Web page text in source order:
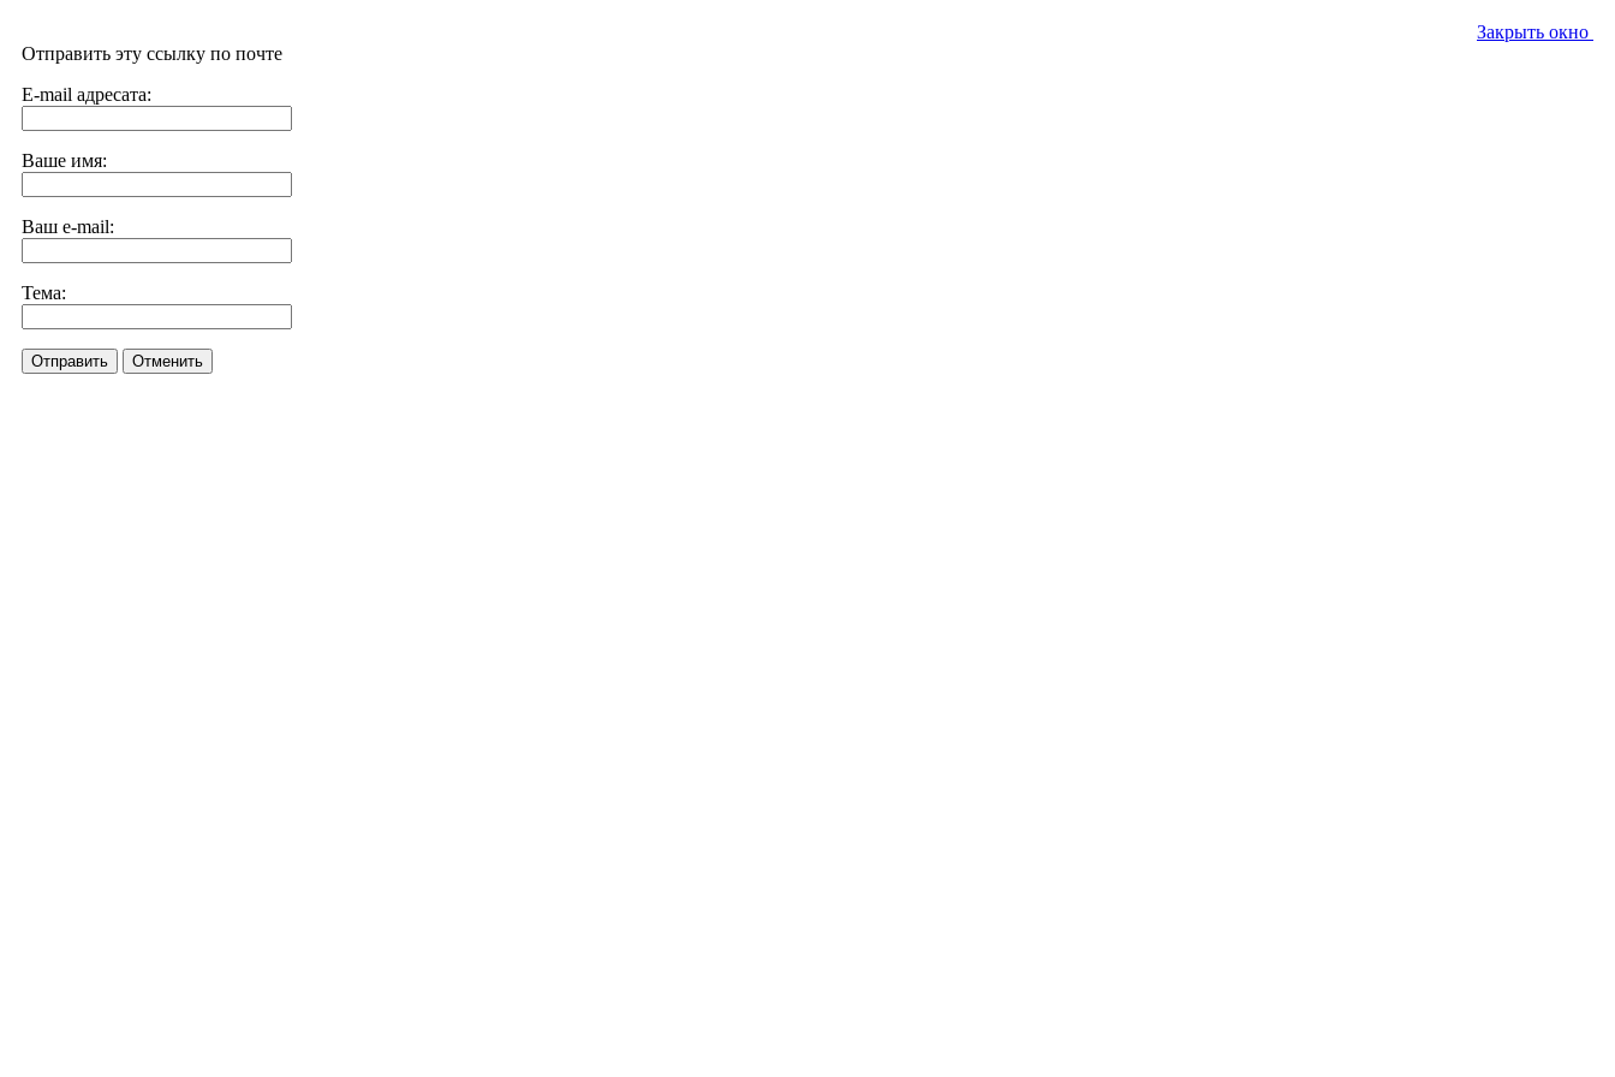
Закрыть окно
Отправить эту ссылку по почте
E-mail адресата:
Ваше имя:
Ваш e-mail:
Тема:
Отправить Отменить